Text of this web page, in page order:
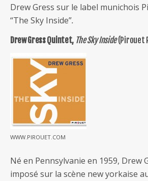
Drew Gress sur le label munichois
“The Sky Inside”.
Drew Gress Quintet, The Sky Inside(Pirouet
WWW.PIROUET.COM
Né en Pennsylvanie en 1959, Drew
imposé sur la scène new yorkaise